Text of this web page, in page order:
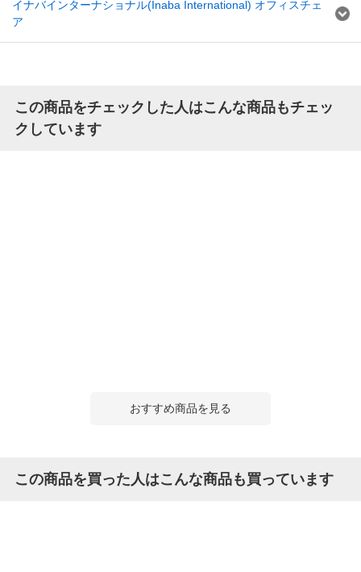
イナバインターナショナル(Inaba International) オフィスチェ
ア
この商品をチェックした人はこんな商品もチェッ
クしています
おすすめ商品を見る
この商品を買った人はこんな商品も買っています